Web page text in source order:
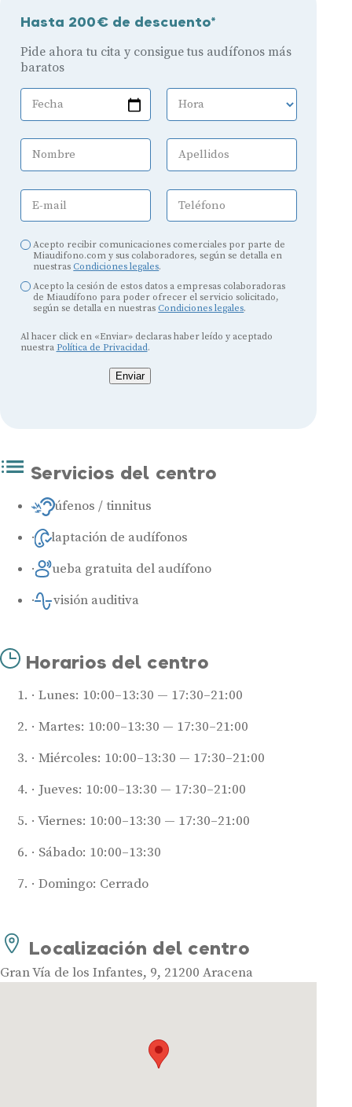
Hasta 200€ de descuento*
Pide ahora tu cita y consigue tus audífonos más
baratos
Fecha Hora
Nombre Apellidos
E-mail Teléfono
Acepto recibir comunicaciones comerciales por parte de
Miaudifono.com y sus colaboradores, según se detalla en
nuestras Condiciones legales.
Acepto la cesión de estos datos a empresas colaboradoras
de Miaudífono para poder ofrecer el servicio solicitado,
según se detalla en nuestras Condiciones legales.
Al hacer click en «Enviar» declaras haber leído y aceptado
nuestra Política de Privacidad.
Enviar
Servicios del centro
Acúfenos / tinnitus
Adaptación de audífonos
Prueba gratuita del audífono
Revisión auditiva
Horarios del centro
Lunes: 10:00–13:30 — 17:30–21:00
Martes: 10:00–13:30 — 17:30–21:00
Miércoles: 10:00–13:30 — 17:30–21:00
Jueves: 10:00–13:30 — 17:30–21:00
Viernes: 10:00–13:30 — 17:30–21:00
Sábado: 10:00–13:30
Domingo: Cerrado
Localización del centro
Gran Vía de los Infantes, 9, 21200 Aracena
Audífonos
Tipos de audífonos para la sordera
Audífonos baratos
Audífonos inteligentes
Audífonos potentes
Gafas auditivas
Guía completa